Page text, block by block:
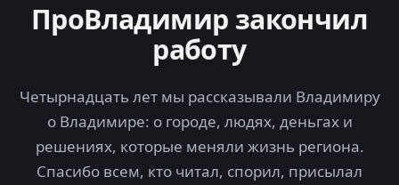
ПроВладимир закончил
работу
Четырнадцать лет мы рассказывали Владимиру
о Владимире: о городе, людях, деньгах и
решениях, которые меняли жизнь региона.
Спасибо всем, кто читал, спорил, присылал